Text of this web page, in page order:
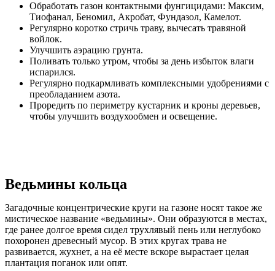
Обработать газон контактными фунгицидами: Максим,
Тиофанал, Беномил, Акробат, Фундазол, Камелот.
Регулярно коротко стричь траву, вычесать травяной
войлок.
Улучшить аэрацию грунта.
Поливать только утром, чтобы за день избыток влаги
испарился.
Регулярно подкармливать комплексными удобрениями с
преобладанием азота.
Проредить по периметру кустарник и кроны деревьев,
чтобы улучшить воздухообмен и освещение.
Ведьмины кольца
Загадочные концентрические круги на газоне носят такое же
мистическое название «ведьмины». Они образуются в местах,
где ранее долгое время сидел трухлявый пень или неглубоко
похоронен древесный мусор. В этих кругах трава не
развивается, жухнет, а на её месте вскоре вырастает целая
плантация поганок или опят.